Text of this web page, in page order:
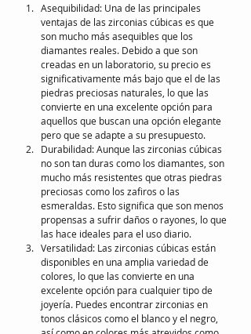
Asequibilidad: Una de las principales
ventajas de las zirconias cúbicas es que
son mucho más asequibles que los
diamantes reales. Debido a que son
creadas en un laboratorio, su precio es
significativamente más bajo que el de las
piedras preciosas naturales, lo que las
convierte en una excelente opción para
aquellos que buscan una opción elegante
pero que se adapte a su presupuesto.
Durabilidad: Aunque las zirconias cúbicas
no son tan duras como los diamantes, son
mucho más resistentes que otras piedras
preciosas como los zafiros o las
esmeraldas. Esto significa que son menos
propensas a sufrir daños o rayones, lo que
las hace ideales para el uso diario.
Versatilidad: Las zirconias cúbicas están
disponibles en una amplia variedad de
colores, lo que las convierte en una
excelente opción para cualquier tipo de
joyería. Puedes encontrar zirconias en
tonos clásicos como el blanco y el negro,